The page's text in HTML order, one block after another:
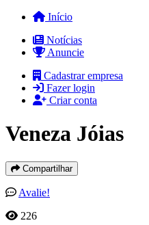
Início
Notícias
Anuncie
Cadastrar empresa
Fazer login
Criar conta
Veneza Jóias
Compartilhar
Avalie!
226